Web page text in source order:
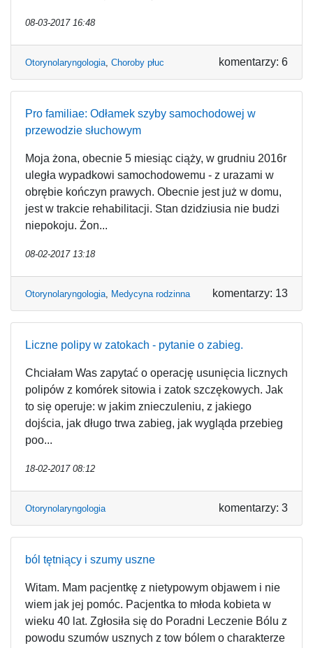
08-03-2017 16:48
Otorynolaryngologia, Choroby płuc komentarzy: 6
Pro familiae: Odłamek szyby samochodowej w
przewodzie słuchowym
Moja żona, obecnie 5 miesiąc ciąży, w grudniu 2016r
uległa wypadkowi samochodowemu - z urazami w
obrębie kończyn prawych. Obecnie jest już w domu,
jest w trakcie rehabilitacji. Stan dzidziusia nie budzi
niepokoju. Żon...
08-02-2017 13:18
Otorynolaryngologia, Medycyna rodzinna komentarzy: 13
Liczne polipy w zatokach - pytanie o zabieg.
Chciałam Was zapytać o operację usunięcia licznych
polipów z komórek sitowia i zatok szczękowych. Jak
to się operuje: w jakim znieczuleniu, z jakiego
dojścia, jak długo trwa zabieg, jak wygląda przebieg
poo...
18-02-2017 08:12
Otorynolaryngologia komentarzy: 3
ból tętniący i szumy uszne
Witam. Mam pacjentkę z nietypowym objawem i nie
wiem jak jej pomóc. Pacjentka to młoda kobieta w
wieku 40 lat. Zgłosiła się do Poradni Leczenie Bólu z
powodu szumów usznych z tow bólem o charakterze